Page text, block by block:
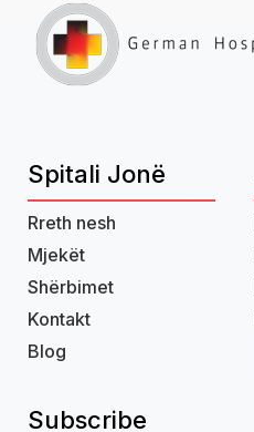
Spitali Jonë
Rreth nesh
Mjekët
Shërbimet
Kontakt
Blog
Subscribe